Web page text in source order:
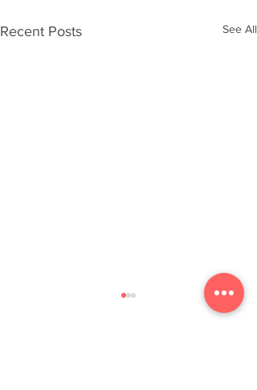
Recent Posts See All